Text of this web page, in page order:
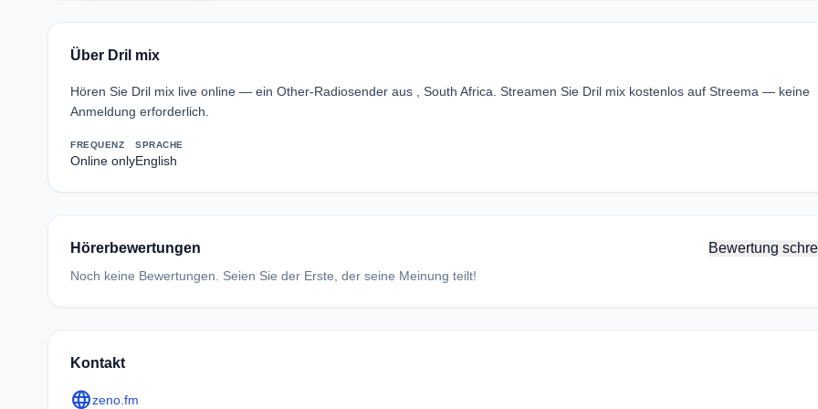
Über Dril mix
Hören Sie Dril mix live online — ein Other-Radiosender aus , South Africa. Streamen Sie Dril mix kostenlos auf Streema — keine
Anmeldung erforderlich.
FREQUENZ
Online only
SPRACHE
English
Hörerbewertungen Bewertung
Noch keine Bewertungen. Seien Sie der Erste, der seine Meinung teilt!
Kontakt
languagezeno.fm